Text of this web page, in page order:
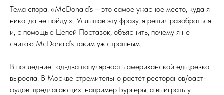
Тема спора: «McDonald’s – это самое ужасное место, куда я
никогда не пойду!». Услышав эту фразу, я решил разобраться
и, с помощью Цепей Поставок, объяснить, почему я не
считаю McDonald’s таким уж страшным.
В последние год-два популярность американской еды,резко
выросла. В Москве стремительно растёт ресторанов/фаст-
фудов, предлагающих, например Бургеры, а выиграть у